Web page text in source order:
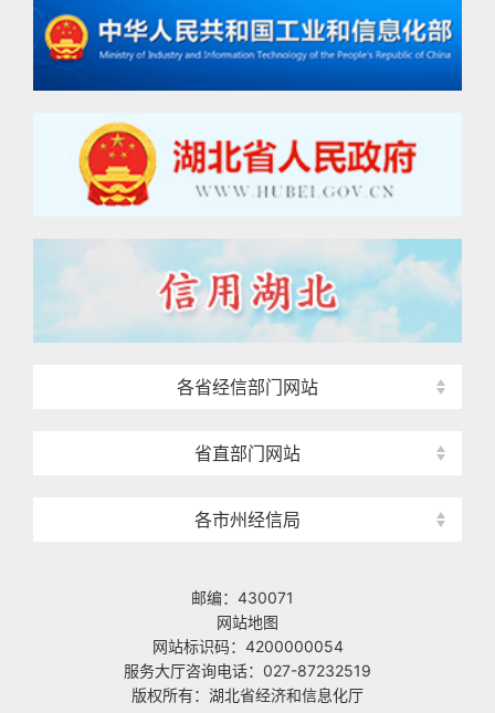
各省经信部门网站
省直部门网站
各市州经信局
邮编：430071
网站地图
网站标识码：4200000054
服务大厅咨询电话：027-87232519
版权所有：湖北省经济和信息化厅